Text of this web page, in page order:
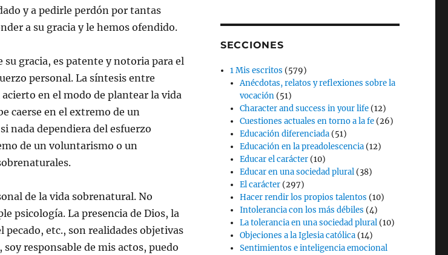
y a pedirle perdón por tantas
a su gracia y le hemos ofendido.
su gracia, es patente y notoria para el
personal. La síntesis entre
en el modo de plantear la vida
caerse en el extremo de un
nada dependiera del esfuerzo
de un voluntarismo o un
de la vida sobrenatural. No
psicología. La presencia de Dios, la
etc., son realidades objetivas
responsable de mis actos, puedo
SECCIONES
1 Mis escritos (579)
Anécdotas, relatos y reflexiones sobre la
vocación (51)
Character and success in your life (12)
Cuestiones actuales en torno a la fe (26)
Educación diferenciada (51)
Educación en la preadolescencia (12)
Educar el carácter (10)
Educar en una sociedad plural (38)
El carácter (297)
Hacer rendir los propios talentos (10)
Intolerancia con los más débiles (4)
La tolerancia en una sociedad plural (10)
Objeciones a la Iglesia católica (14)
Sentimientos e inteligencia emocional